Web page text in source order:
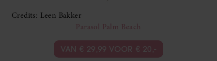
Credits: Leen Bakker
Parasol Palm Beach
VAN € 29,99 VOOR € 20,-